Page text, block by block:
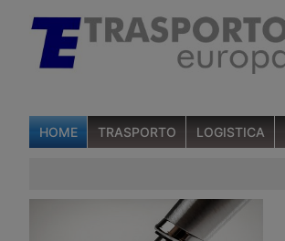
HOME TRASPORTO LOGISTICA